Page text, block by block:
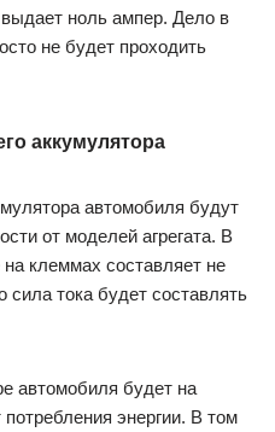
выдает ноль ампер. Дело в
не будет проходить
аккумулятора
автомобиля будут
от моделей агрегата. В
клеммах составляет не
сила тока будет составлять
автомобиля будет на
энергии. В том